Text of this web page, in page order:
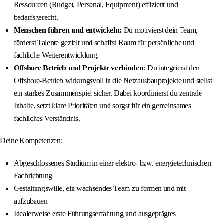
Ressourcen (Budget, Personal, Equipment) effizient und
bedarfsgerecht.
Menschen führen und entwickeln: Du motivierst dein Team,
förderst Talente gezielt und schaffst Raum für persönliche und
fachliche Weiterentwicklung.
Offshore Betrieb und Projekte verbinden: Du integrierst den
Offshore‐Betrieb wirkungsvoll in die Netzausbauprojekte und stellst
ein starkes Zusammenspiel sicher. Dabei koordinierst du zentrale
Inhalte, setzt klare Prioritäten und sorgst für ein gemeinsames
fachliches Verständnis.
Deine Kompetenzen:
Abgeschlossenes Studium in einer elektro- bzw. energietechnischen
Fachrichtung
Gestaltungswille, ein wachsendes Team zu formen und mit
aufzubauen
Idealerweise erste Führungserfahrung und ausgeprägtes